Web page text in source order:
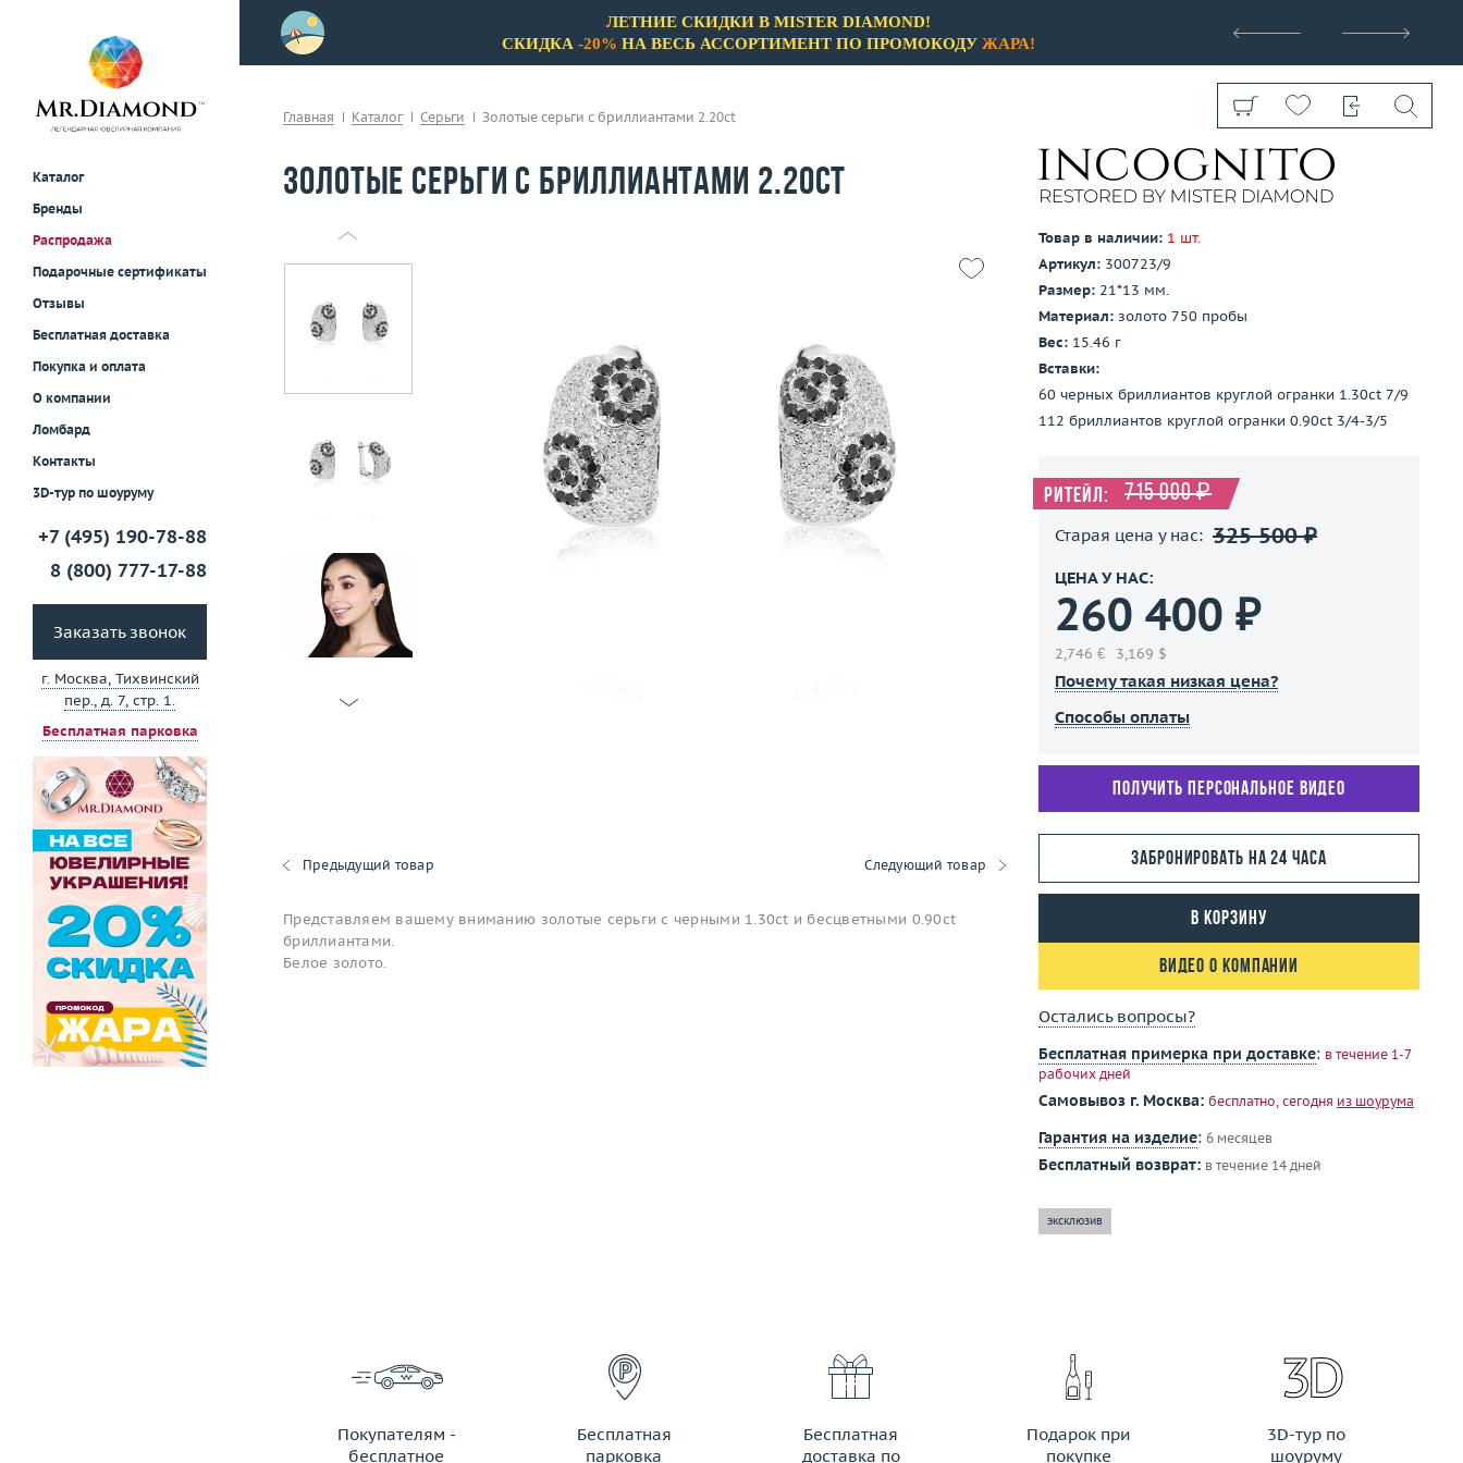
Каталог
Бренды
Распродажа
Подарочные сертификаты
Отзывы
Бесплатная доставка
Покупка и оплата
О компании
Ломбард
Контакты
3D-тур по шоуруму
+7 (495) 190-78-88
8 (800) 777-17-88
Заказать звонок
г. Москва, Тихвинский
пер., д. 7, стр. 1.
Бесплатная парковка
примерки!
ЛЕТНИЕ СКИДКИ В MISTER DIAMOND!
СКИДКА -20% НА ВЕСЬ АССОРТИМЕНТ ПО ПРОМОКОДУ ЖАРА!
Показать все
Главная Каталог Серьги Золотые серьги с бриллиантами 2.20ct
Золотые серьги с бриллиантами 2.20ct
Предыдущий товар Следующий товар
Представляем вашему вниманию золотые серьги с черными 1.30ct и бесцветными 0.90ct
бриллиантами.
Белое золото.
Товар в наличии: 1 шт.
Артикул: 300723/9
Размер: 21*13 мм.
Материал: золото 750 пробы
Вес: 15.46 г
Вставки:
60 черных бриллиантов круглой огранки 1.30ct 7/9
112 бриллиантов круглой огранки 0.90ct 3/4-3/5
Ритейл: 715 000 ₽
Старая цена у нас: 325 500 ₽
ЦЕНА У НАС:
260 400 ₽
2,746 € 3,169 $
Почему такая низкая цена?
Способы оплаты
Получить персональное видео
Забронировать на 24 часа
В корзину
Видео о компании
Остались вопросы?
Бесплатная примерка при доставке: в течение 1-7
рабочих дней
Самовывоз г. Москва: бесплатно, сегодня из шоурума
Гарантия на изделие: 6 месяцев
Бесплатный возврат: в течение 14 дней
эксклюзив
Покупателям -
бесплатное
Бесплатная
парковка
Бесплатная
доставка по
Подарок при
покупке
3D-тур по
шоуруму